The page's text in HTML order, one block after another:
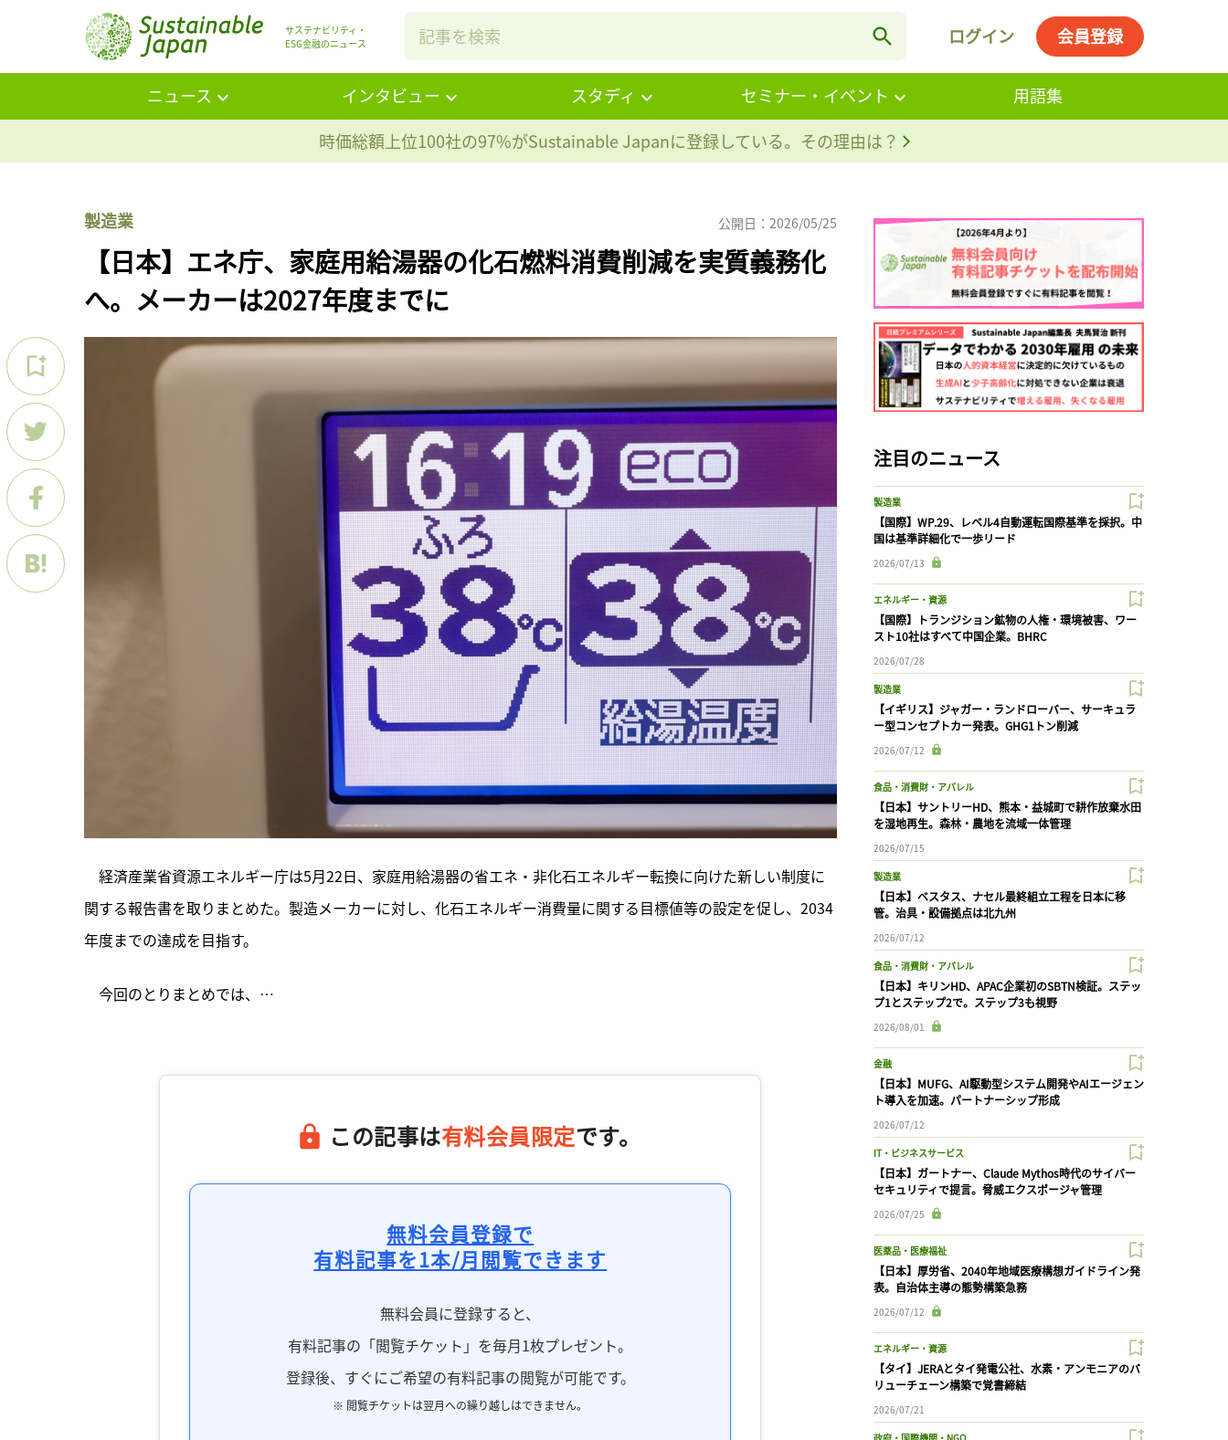
サステナビリティ・
ESG金融のニュース
ログイン 会員登録
ニュース インタビュー スタディ セミナー・イベント
用語集
時価総額上位100社の97%がSustainable Japanに登録している。その理由は？
製造業 公開日：2026/05/25
【日本】エネ庁、家庭用給湯器の化石燃料消費削減を実質義務化
へ。メーカーは2027年度までに
経済産業省資源エネルギー庁は5月22日、家庭用給湯器の省エネ・非化石エネルギー転換に向けた新しい制度に
関する報告書を取りまとめた。製造メーカーに対し、化石エネルギー消費量に関する目標値等の設定を促し、2034
年度までの達成を目指す。
今回のとりまとめでは、…
この記事は有料会員限定です。
無料会員登録で
有料記事を1本/月閲覧できます
無料会員に登録すると、
有料記事の「閲覧チケット」を毎月1枚プレゼント。
登録後、すぐにご希望の有料記事の閲覧が可能です。
※ 閲覧チケットは翌月への繰り越しはできません。
注目のニュース
製造業
【国際】WP.29、レベル4自動運転国際基準を採択。中
国は基準詳細化で一歩リード
2026/07/13
エネルギー・資源
【国際】トランジション鉱物の人権・環境被害、ワー
スト10社はすべて中国企業。BHRC
2026/07/28
製造業
【イギリス】ジャガー・ランドローバー、サーキュラ
ー型コンセプトカー発表。GHG1トン削減
2026/07/12
食品・消費財・アパレル
【日本】サントリーHD、熊本・益城町で耕作放棄水田
を湿地再生。森林・農地を流域一体管理
2026/07/15
製造業
【日本】ベスタス、ナセル最終組立工程を日本に移
管。治具・設備拠点は北九州
2026/07/12
食品・消費財・アパレル
【日本】キリンHD、APAC企業初のSBTN検証。ステッ
プ1とステップ2で。ステップ3も視野
2026/08/01
金融
【日本】MUFG、AI駆動型システム開発やAIエージェン
ト導入を加速。パートナーシップ形成
2026/07/12
IT・ビジネスサービス
【日本】ガートナー、Claude Mythos時代のサイバー
セキュリティで提言。脅威エクスポージャ管理
2026/07/25
医薬品・医療福祉
【日本】厚労省、2040年地域医療構想ガイドライン発
表。自治体主導の態勢構築急務
2026/07/12
エネルギー・資源
【タイ】JERAとタイ発電公社、水素・アンモニアのバ
リューチェーン構築で覚書締結
2026/07/21